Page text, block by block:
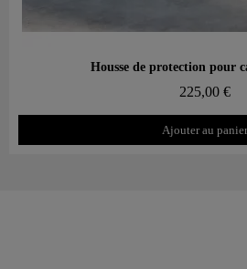
Aperçu rapide
Housse de protection pour
225,00 €
Ajouter au panier